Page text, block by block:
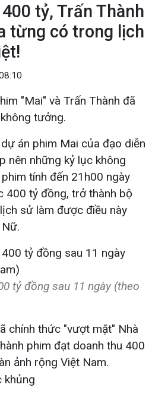
tỷ, Trấn Thành
từng có trong lịch
"Mai" và Trấn Thành đã
tưởng.
án phim Mai của đạo diễn
nên những kỷ lục không
tính đến 21h00 ngày
400 tỷ đồng, trở thành bộ
sử làm được điều này
tỷ đồng sau 11 ngày (theo
chính thức "vượt mặt" Nhà
phim đạt doanh thu 400
ảnh rộng Việt Nam.